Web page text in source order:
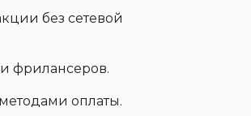
без сетевой
фрилансеров.
оплаты.